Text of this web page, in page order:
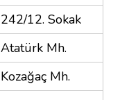
242/12. Sokak
Atatürk Mh.
Kozağaç Mh.